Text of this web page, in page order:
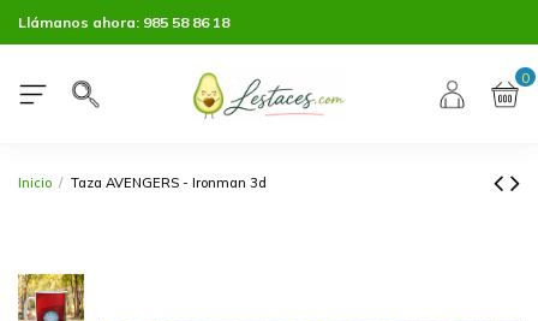
Llámanos ahora: 985 58 86 18
0
Inicio Taza AVENGERS - Ironman 3d